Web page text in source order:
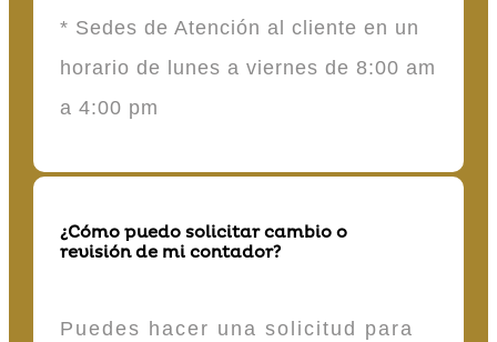
* Sedes de Atención al cliente en un
horario de lunes a viernes de 8:00 am
a 4:00 pm
¿Cómo puedo solicitar cambio o
revisión de mi contador?
Puedes hacer una solicitud para